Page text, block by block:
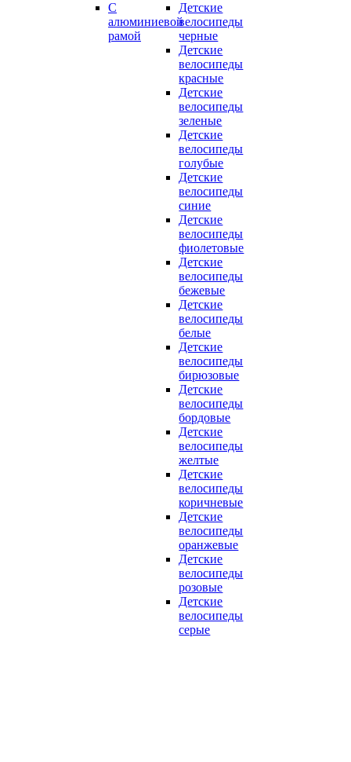
С
алюминиевой
рамой
Детские
велосипеды
черные
Детские
велосипеды
красные
Детские
велосипеды
зеленые
Детские
велосипеды
голубые
Детские
велосипеды
синие
Детские
велосипеды
фиолетовые
Детские
велосипеды
бежевые
Детские
велосипеды
белые
Детские
велосипеды
бирюзовые
Детские
велосипеды
бордовые
Детские
велосипеды
желтые
Детские
велосипеды
коричневые
Детские
велосипеды
оранжевые
Детские
велосипеды
розовые
Детские
велосипеды
серые